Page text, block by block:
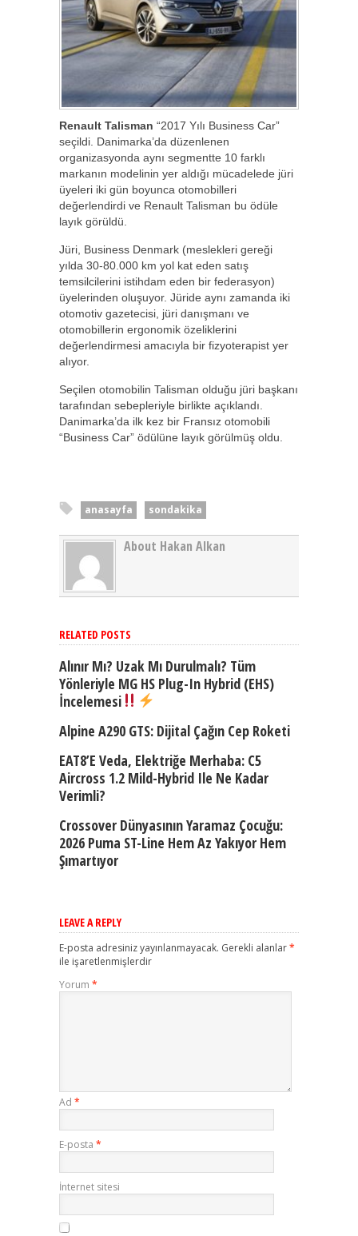
Renault Talisman “2017 Yılı Business Car”
seçildi. Danimarka’da düzenlenen
organizasyonda aynı segmentte 10 farklı
markanın modelinin yer aldığı mücadelede jüri
üyeleri iki gün boyunca otomobilleri
değerlendirdi ve Renault Talisman bu ödüle
layık görüldü.
Jüri, Business Denmark (meslekleri gereği
yılda 30-80.000 km yol kat eden satış
temsilcilerini istihdam eden bir federasyon)
üyelerinden oluşuyor. Jüride aynı zamanda iki
otomotiv gazetecisi, jüri danışmanı ve
otomobillerin ergonomik özeliklerini
değerlendirmesi amacıyla bir fizyoterapist yer
alıyor.
Seçilen otomobilin Talisman olduğu jüri başkanı
tarafından sebepleriyle birlikte açıklandı.
Danimarka’da ilk kez bir Fransız otomobili
“Business Car” ödülüne layık görülmüş oldu.
anasayfa sondakika
About Hakan Alkan
RELATED POSTS
Alınır Mı? Uzak Mı Durulmalı? Tüm
Yönleriyle MG HS Plug-In Hybrid (EHS)
İncelemesi
Alpine A290 GTS: Dijital Çağın Cep Roketi
EAT8’e Veda, Elektriğe Merhaba: C5
Aircross 1.2 Mild-Hybrid Ile Ne Kadar
Verimli?
Crossover Dünyasının Yaramaz Çocuğu:
2026 Puma ST-Line Hem Az Yakıyor Hem
Şımartıyor
LEAVE A REPLY
E-posta adresiniz yayınlanmayacak. Gerekli alanlar*
ile işaretlenmişlerdir
Yorum *
Ad *
E-posta *
İnternet sitesi